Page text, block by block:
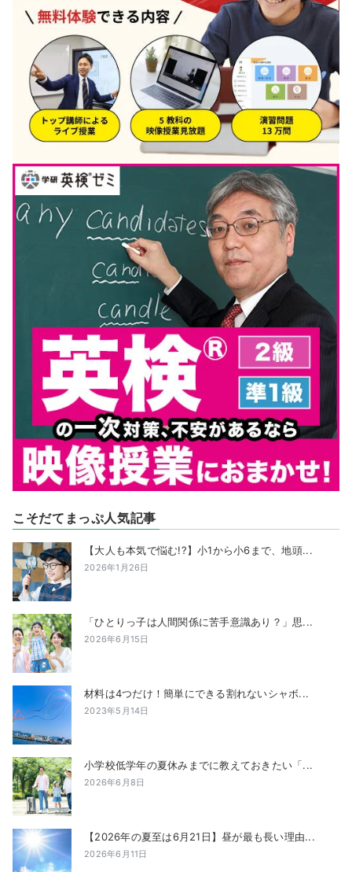
こそだてまっぷ人気記事
【大人も本気で悩む!?】小1から小6まで、地頭...
2026年1月26日
「ひとりっ子は人間関係に苦手意識あり？」思...
2026年6月15日
材料は4つだけ！簡単にできる割れないシャボ...
2023年5月14日
小学校低学年の夏休みまでに教えておきたい「...
2026年6月8日
【2026年の夏至は6月21日】昼が最も長い理由...
2026年6月11日